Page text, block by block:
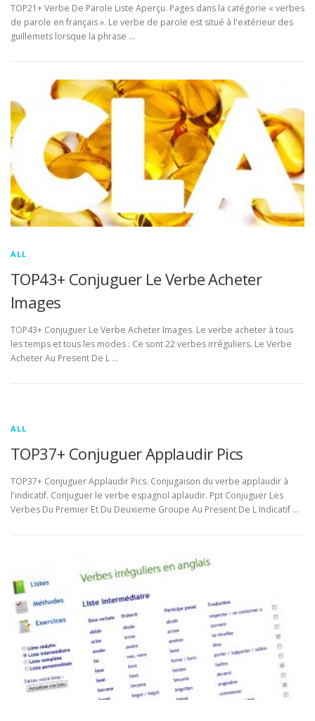
TOP21+ Verbe De Parole Liste Aperçu. Pages dans la catégorie « verbes
de parole en français ». Le verbe de parole est situé à l'extérieur des
guillemets lorsque la phrase …
ALL
TOP43+ Conjuguer Le Verbe Acheter
Images
TOP43+ Conjuguer Le Verbe Acheter Images. Le verbe acheter à tous
les temps et tous les modes : Ce sont 22 verbes irréguliers. Le Verbe
Acheter Au Present De L …
ALL
TOP37+ Conjuguer Applaudir Pics
TOP37+ Conjuguer Applaudir Pics. Conjugaison du verbe applaudir à
l'indicatif. Conjuguer le verbe espagnol aplaudir. Ppt Conjuguer Les
Verbes Du Premier Et Du Deuxieme Groupe Au Present De L Indicatif …